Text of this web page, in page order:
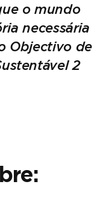
o mundo
necessária
Objectivo de
2